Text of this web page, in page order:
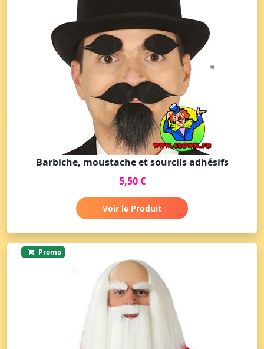
Barbiche, moustache et sourcils adhésifs
5,50 €
Voir le Produit
Promo